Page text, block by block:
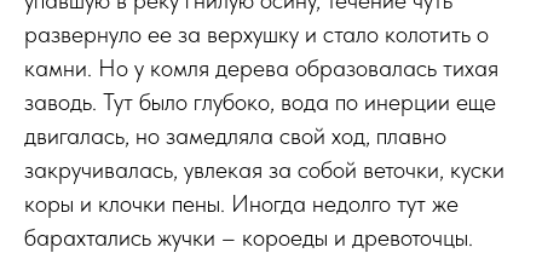
развернуло ее за верхушку и стало колотить о
камни. Но у комля дерева образовалась тихая
заводь. Тут было глубоко, вода по инерции еще
двигалась, но замедляла свой ход, плавно
закручивалась, увлекая за собой веточки, куски
коры и клочки пены. Иногда недолго тут же
барахтались жучки – короеды и древоточцы.